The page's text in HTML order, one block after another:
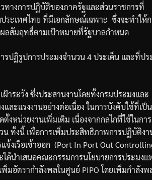
างการปฏิบัติของภาครัฐและส่วนราชการที่
ระเทศไทย ที่มีเอกลักษณ์เฉพาะ ซึ่งจะทำให้
ลสัมฤทธิ์ตามเป้าหมายที่รัฐบาลกำหนด
รปฏิรูปการประมงจำนวน4ประเด็น และที่ปร
ฝ้าระวัง ซึ่งประสานงานโดยทั้งกรมประมงและ
ละแรงงานอย่างต่อเนื่อง ในการบังคับใช้ที่เป็
งหน่วยงานเพิ่มเติม เนื่องจากกลไกที่ใช้ในการ
นทั้งนี้ เพื่อการเพิ่มประสิทธิภาพการปฏิบัติงา
งเรือเข้าออก (Port In Port Out
ได้นำเสนอคณะกรรมการนโยบายการประมงแ
เพิ่มอัตรากำลังพลในศูนย์ PIPOโดยเพิ่มกำลังพ